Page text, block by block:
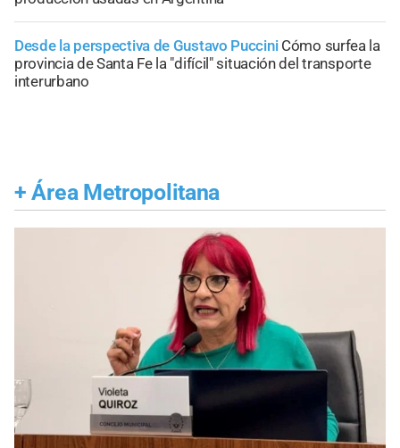
Desde la perspectiva de Gustavo Puccini Cómo surfea la
provincia de Santa Fe la "difícil" situación del transporte
interurbano
+ Área Metropolitana